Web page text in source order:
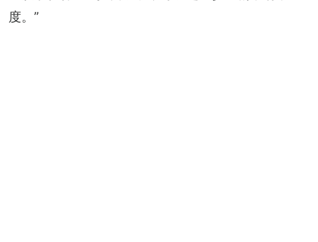
度。”